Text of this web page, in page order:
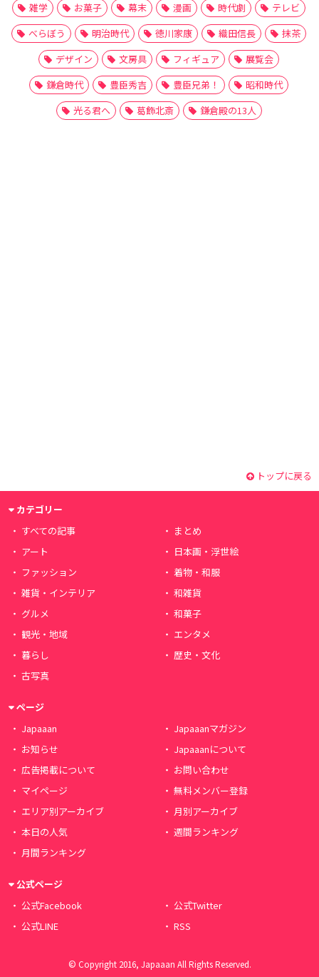
雑学
お菓子 幕末 漫画 時代劇
テレビ
べらぼう
明治時代 徳川家康 織田信長
抹茶
デザイン
文房具 フィギュア
展覧会
鎌倉時代
豊臣秀吉 豊臣兄弟！
昭和時代
光る君へ
葛飾北斎 鎌倉殿の13人
トップに戻る
カテゴリー
すべての記事
まとめ
アート
日本画・浮世絵
ファッション
着物・和服
雑貨・インテリア
和雑貨
グルメ
和菓子
観光・地域
エンタメ
暮らし
歴史・文化
古写真
ページ
Japaaan
Japaaanマガジン
お知らせ
Japaaanについて
広告掲載について
お問い合わせ
マイページ
無料メンバー登録
エリア別アーカイブ
月別アーカイブ
本日の人気
週間ランキング
月間ランキング
公式ページ
公式Facebook
公式Twitter
公式LINE
RSS
© Copyright 2016, Japaaan All Rights Reserved.